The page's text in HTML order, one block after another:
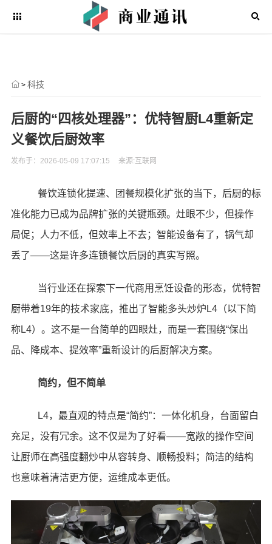
> 科技
后厨的“四核处理器”：优特智厨L4重新定
义餐饮后厨效率
发布于：2026-05-09 17:07:15 来源:互联网
餐饮连锁化提速、团餐规模化扩张的当下，后厨的标
准化能力已成为品牌扩张的关键瓶颈。灶眼不少，但操作
局促；人力不低，但效率上不去；智能设备有了，锅气却
丢了——这是许多连锁餐饮后厨的真实写照。
当行业还在探索下一代商用烹饪设备的形态，优特智
厨带着19年的技术家底，推出了智能多头炒炉L4（以下简
称L4）。这不是一台简单的四眼灶，而是一套围绕“保出
品、降成本、提效率”重新设计的后厨解决方案。
简约，但不简单
L4，最直观的特点是“简约”：一体化机身，台面留白
充足，没有冗余。这不仅是为了好看——宽敞的操作空间
让厨师在高强度翻炒中从容转身、顺畅投料；简洁的结构
也意味着清洁更方便，运维成本更低。